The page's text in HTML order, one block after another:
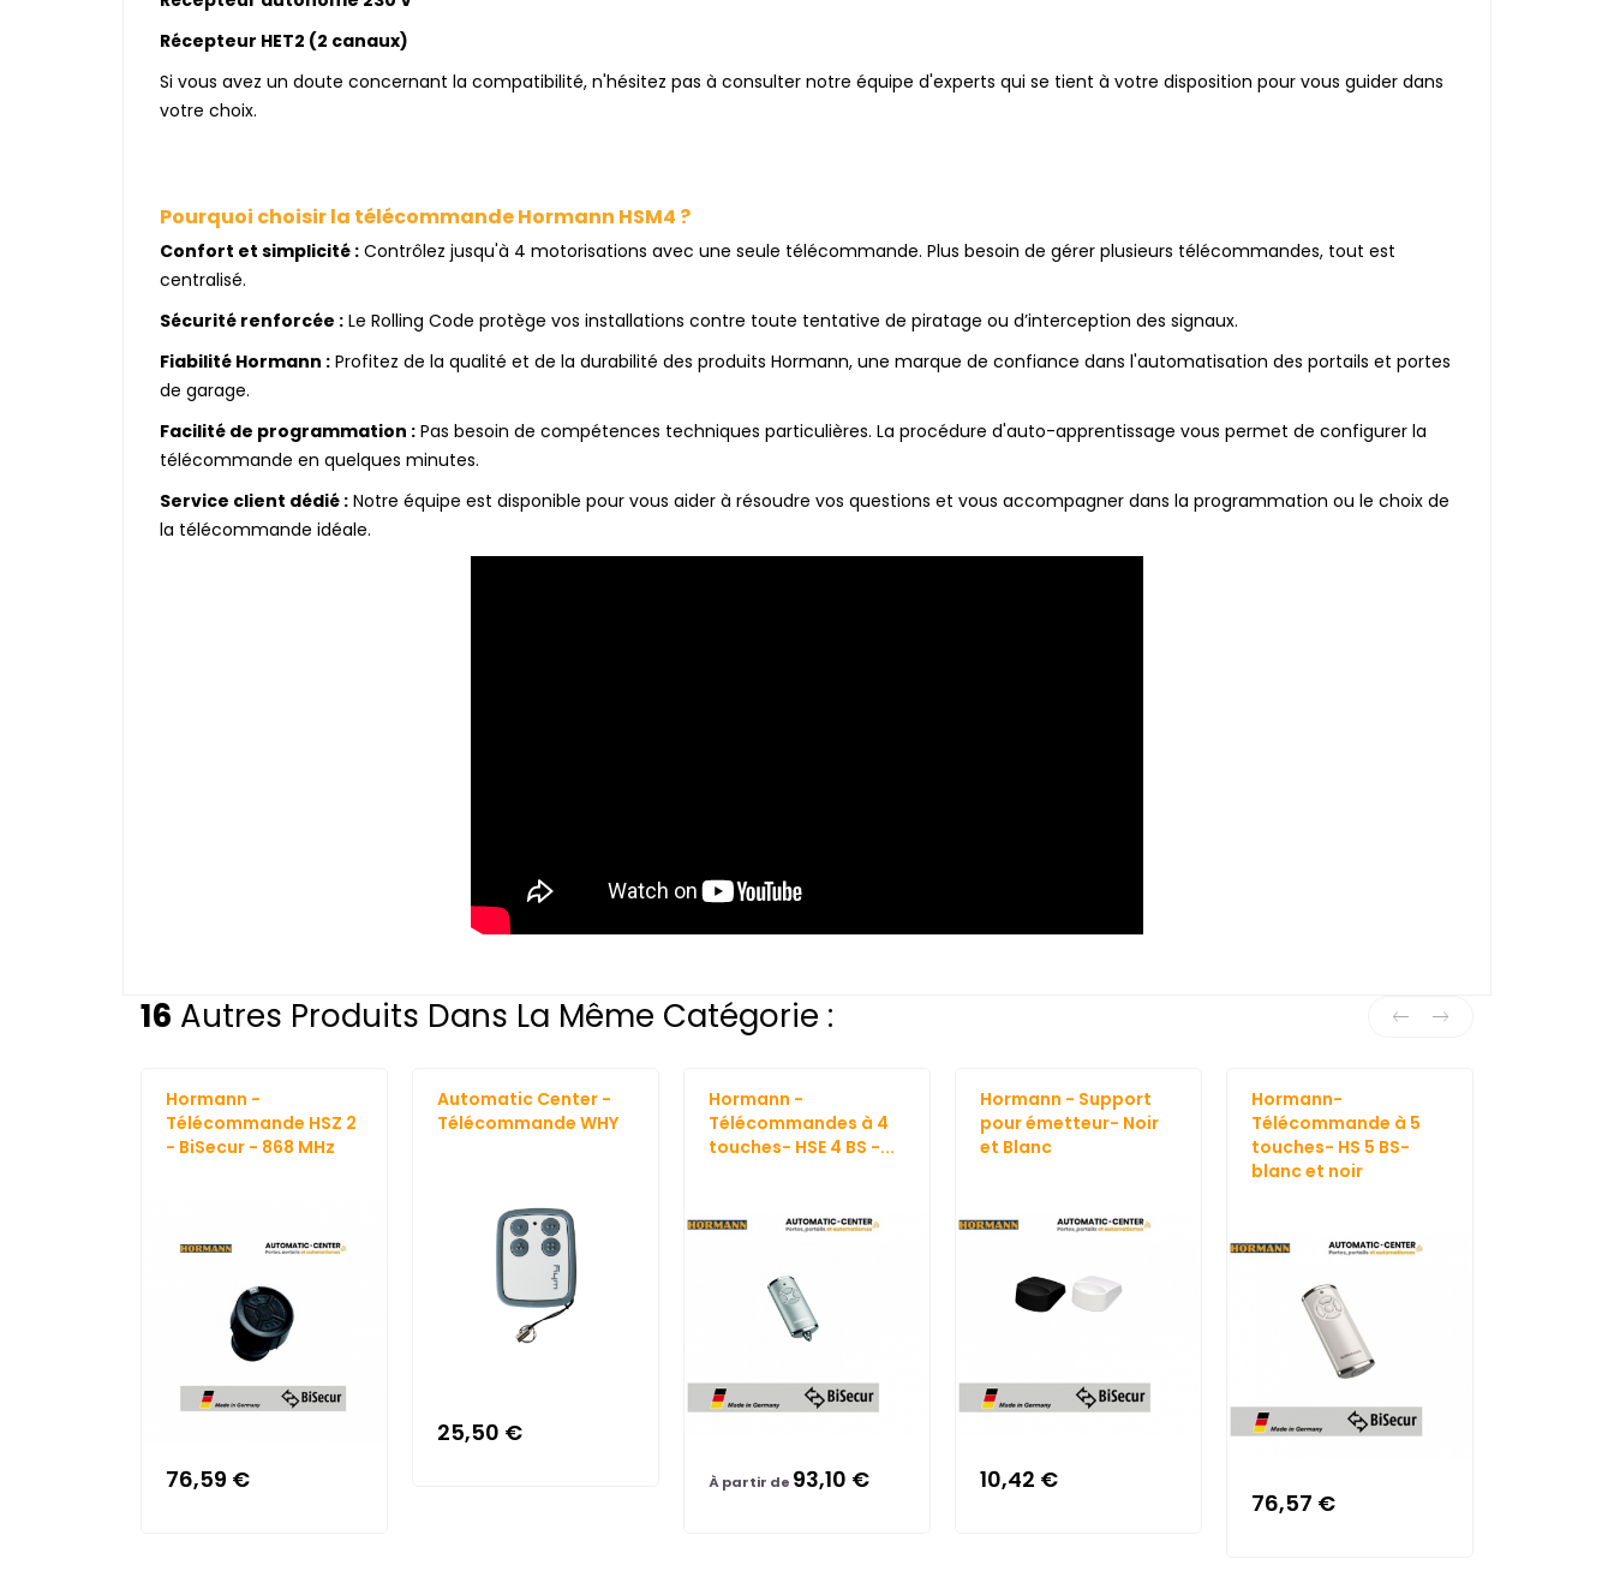
Récepteur HET2 (2 canaux)
Si vous avez un doute concernant la compatibilité, n'hésitez pas à consulter notre équipe d'experts qui se tient à votre disposition pour vous guider dans
votre choix.
Pourquoi choisir la télécommande Hormann HSM4 ?
Confort et simplicité : Contrôlez jusqu'à 4 motorisations avec une seule télécommande. Plus besoin de gérer plusieurs télécommandes, tout est
centralisé.
Sécurité renforcée : Le Rolling Code protège vos installations contre toute tentative de piratage ou d’interception des signaux.
Fiabilité Hormann : Profitez de la qualité et de la durabilité des produits Hormann, une marque de confiance dans l'automatisation des portails et portes
de garage.
Facilité de programmation : Pas besoin de compétences techniques particulières. La procédure d'auto-apprentissage vous permet de configurer la
télécommande en quelques minutes.
Service client dédié : Notre équipe est disponible pour vous aider à résoudre vos questions et vous accompagner dans la programmation ou le choix de
la télécommande idéale.
16 Autres Produits Dans La Même Catégorie :
Hormann -
Télécommande HSZ 2
- BiSecur - 868 MHz
76,59 €
Automatic Center -
Télécommande WHY
25,50 €
Hormann -
Télécommandes à 4
touches- HSE 4 BS -...
À partir de 93,10 €
Hormann - Support
pour émetteur- Noir
et Blanc
10,42 €
Hormann-
Télécommande à 5
touches- HS 5 BS-
blanc et noir
76,57 €